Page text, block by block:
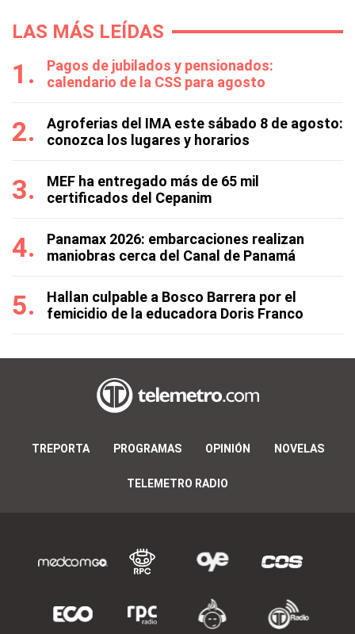
LAS MÁS LEÍDAS
Pagos de jubilados y pensionados:
calendario de la CSS para agosto
Agroferias del IMA este sábado 8 de agosto:
conozca los lugares y horarios
MEF ha entregado más de 65 mil
certificados del Cepanim
Panamax 2026: embarcaciones realizan
maniobras cerca del Canal de Panamá
Hallan culpable a Bosco Barrera por el
femicidio de la educadora Doris Franco
TREPORTA PROGRAMAS OPINIÓN NOVELAS
TELEMETRO RADIO